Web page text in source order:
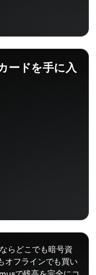
ードを手に入
らどこでも暗号資
オフラインでも買い